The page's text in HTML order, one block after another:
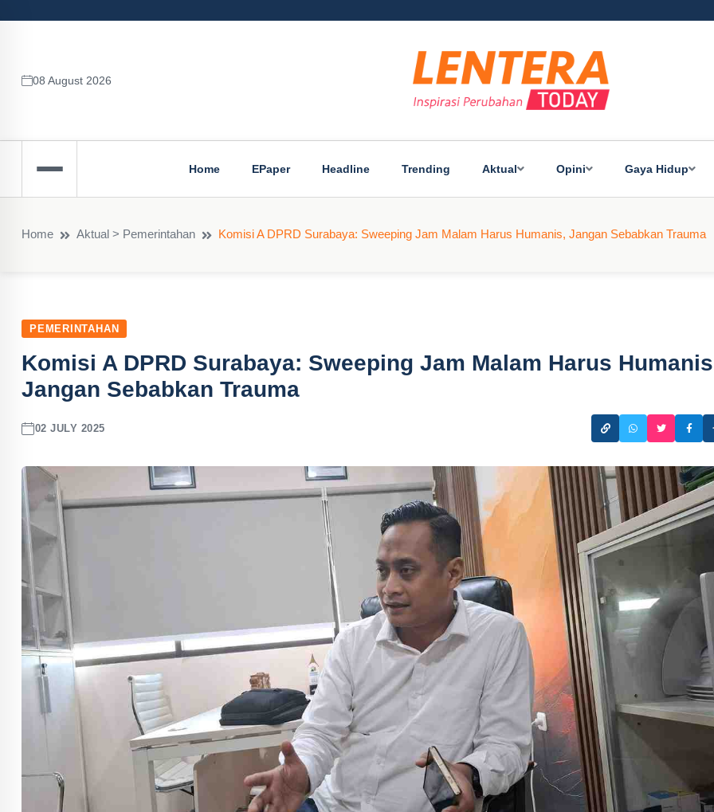
08 August 2026
Home EPaper Headline Trending Aktual Opini Gaya Hidup
Home Aktual > Pemerintahan Komisi A DPRD Surabaya: Sweeping Jam Malam Harus Humanis, Jangan Sebabkan Trauma
PEMERINTAHAN
Komisi A DPRD Surabaya: Sweeping Jam Malam Harus
Jangan Sebabkan Trauma
02 JULY 2025